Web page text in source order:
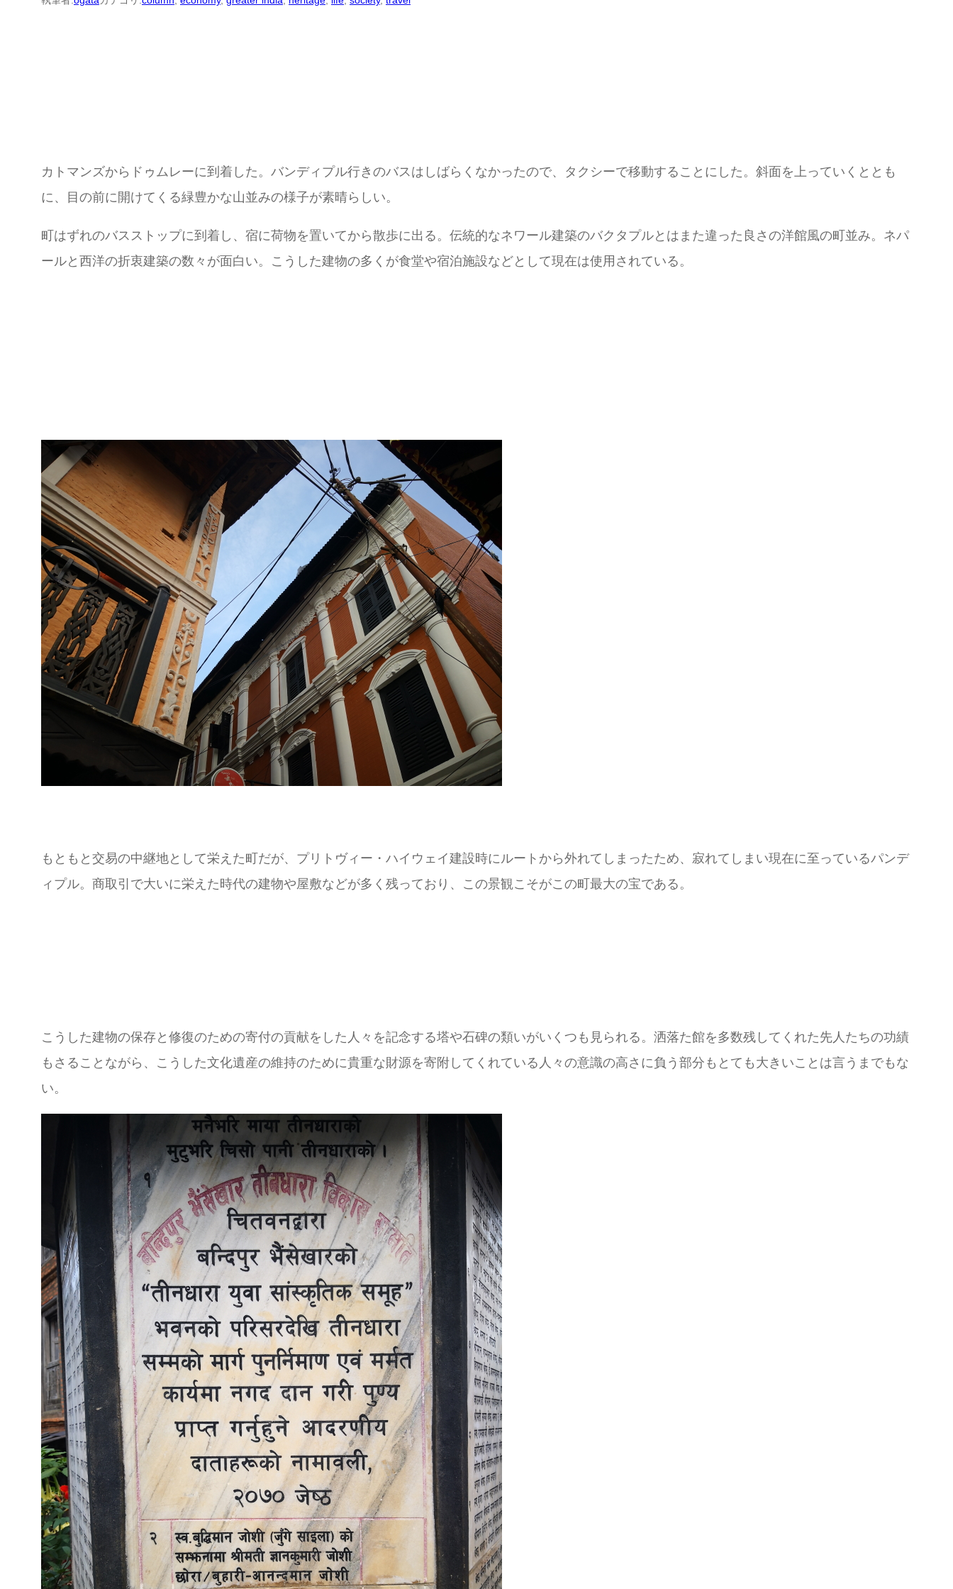
カトマンズからドゥムレーに到着した。バンディプル行きのバスはしばらくなかったので、タクシーで移動することにした。斜面を上っていくととも
に、目の前に開けてくる緑豊かな山並みの様子が素晴らしい。
町はずれのバスストップに到着し、宿に荷物を置いてから散歩に出る。伝統的なネワール建築のバクタプルとはまた違った良さの洋館風の町並み。ネパ
ールと西洋の折衷建築の数々が面白い。こうした建物の多くが食堂や宿泊施設などとして現在は使用されている。
もともと交易の中継地として栄えた町だが、プリトヴィー・ハイウェイ建設時にルートから外れてしまったため、寂れてしまい現在に至っているパンデ
ィプル。商取引で大いに栄えた時代の建物や屋敷などが多く残っており、この景観こそがこの町最大の宝である。
こうした建物の保存と修復のための寄付の貢献をした人々を記念する塔や石碑の類いがいくつも見られる。洒落た館を多数残してくれた先人たちの功績
もさることながら、こうした文化遺産の維持のために貴重な財源を寄附してくれている人々の意識の高さに負う部分もとても大きいことは言うまでもな
い。